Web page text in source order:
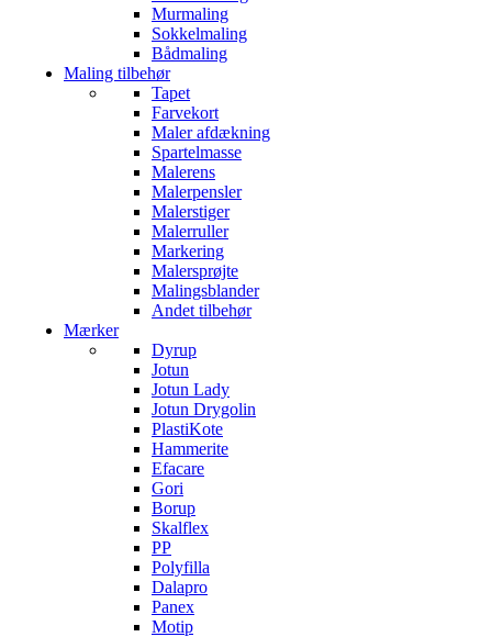
Murmaling
Sokkelmaling
Bådmaling
Maling tilbehør
Tapet
Farvekort
Maler afdækning
Spartelmasse
Malerens
Malerpensler
Malerstiger
Malerruller
Markering
Malersprøjte
Malingsblander
Andet tilbehør
Mærker
Dyrup
Jotun
Jotun Lady
Jotun Drygolin
PlastiKote
Hammerite
Efacare
Gori
Borup
Skalflex
PP
Polyfilla
Dalapro
Panex
Motip